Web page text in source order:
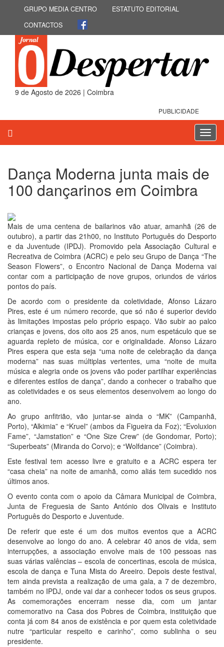
GRUPO MEDIA CENTRO
ESTATUTO EDITORIAL
CONTACTOS
9 de Agosto de 2026 | Coimbra
PUBLICIDADE
Dança Moderna junta mais de
100 dançarinos em Coimbra
Mais de uma centena de bailarinos vão atuar, amanhã (26 de
outubro), a partir das 21h00, no Instituto Português do Desporto
e da Juventude (IPDJ). Promovido pela Associação Cultural e
Recreativa de Coimbra (ACRC) e pelo seu Grupo de Dança “The
Season Flowers”, o Encontro Nacional de Dança Moderna vai
contar com a participação de nove grupos, oriundos de vários
pontos do país.
De acordo com o presidente da coletividade, Afonso Lázaro
Pires, este é um número recorde, que só não é superior devido
às limitações impostas pelo próprio espaço. Vão subir ao palco
crianças e jovens, dos oito aos 25 anos, num espetáculo que se
aguarda repleto de música, cor e originalidade. Afonso Lázaro
Pires espera que esta seja “uma noite de celebração da dança
moderna” nas suas múltiplas vertentes, uma “noite de muita
música e alegria onde os jovens vão poder partilhar experiências
e diferentes estilos de dança”, dando a conhecer o trabalho que
as coletividades e os seus elementos desenvolvem ao longo do
ano.
Ao grupo anfitrião, vão juntar-se ainda o “MK” (Campanhã,
Porto), “Alkimia” e “Kruel” (ambos da Figueira da Foz); “Evoluxion
Fame”, “Jamstation” e “One Size Crew” (de Gondomar, Porto);
“Superbeats” (Miranda do Corvo); e “Wolfdance” (Coimbra).
Este festival tem acesso livre e gratuito e a ACRC espera ter
“casa cheia” na noite de amanhã, como aliás tem sucedido nos
últimos anos.
O evento conta com o apoio da Câmara Municipal de Coimbra,
Junta de Freguesia de Santo António dos Olivais e Instituto
Português do Desporto e Juventude.
De referir que este é um dos muitos eventos que a ACRC
desenvolve ao longo do ano. A celebrar 40 anos de vida, sem
interrupções, a associação envolve mais de 100 pessoas nas
suas várias valências – escola de concertinas, escola de música,
escola de dança e Tuna Mista do Areeiro. Depois deste festival,
tem ainda prevista a realização de uma gala, a 7 de dezembro,
também no IPDJ, onde vai dar a conhecer todos os seus grupos.
As comemorações encerram nesse dia, com um jantar
comemorativo na Casa dos Pobres de Coimbra, instituição que
conta já com 84 anos de existência e por quem esta coletividade
nutre “particular respeito e carinho”, como sublinha o seu
presidente.